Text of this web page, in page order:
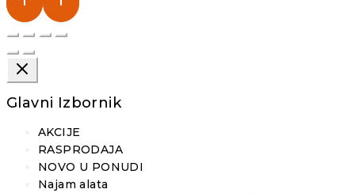
Glavni Izbornik
AKCIJE
RASPRODAJA
NOVO U PONUDI
Najam alata